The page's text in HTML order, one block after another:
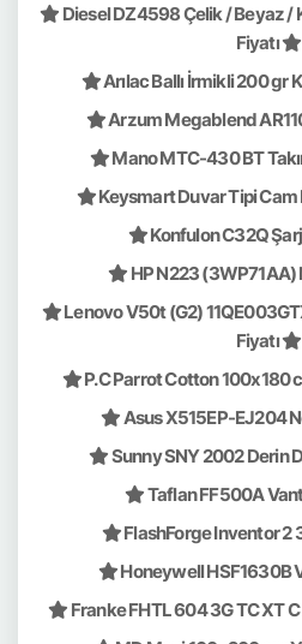
Diesel DZ4598 Çelik / Beyaz /
Fiyatı
Arılac Ballı İrmikli 200 gr
Arzum Megablend
Mano MTC-430 BT
Keysmart Duvar Tipi
Konfulon C32Q
HP N223
Lenovo V50t (G2)
Fiyatı
P.C Parrot Cotton 100x180
Asus X515EP-EJ204
Sunny SNY 2002 Derin
Taflan FF500A
FlashForge Inventor 2
Honeywell HSF1630B
Franke FHTL 604 3G TC XT